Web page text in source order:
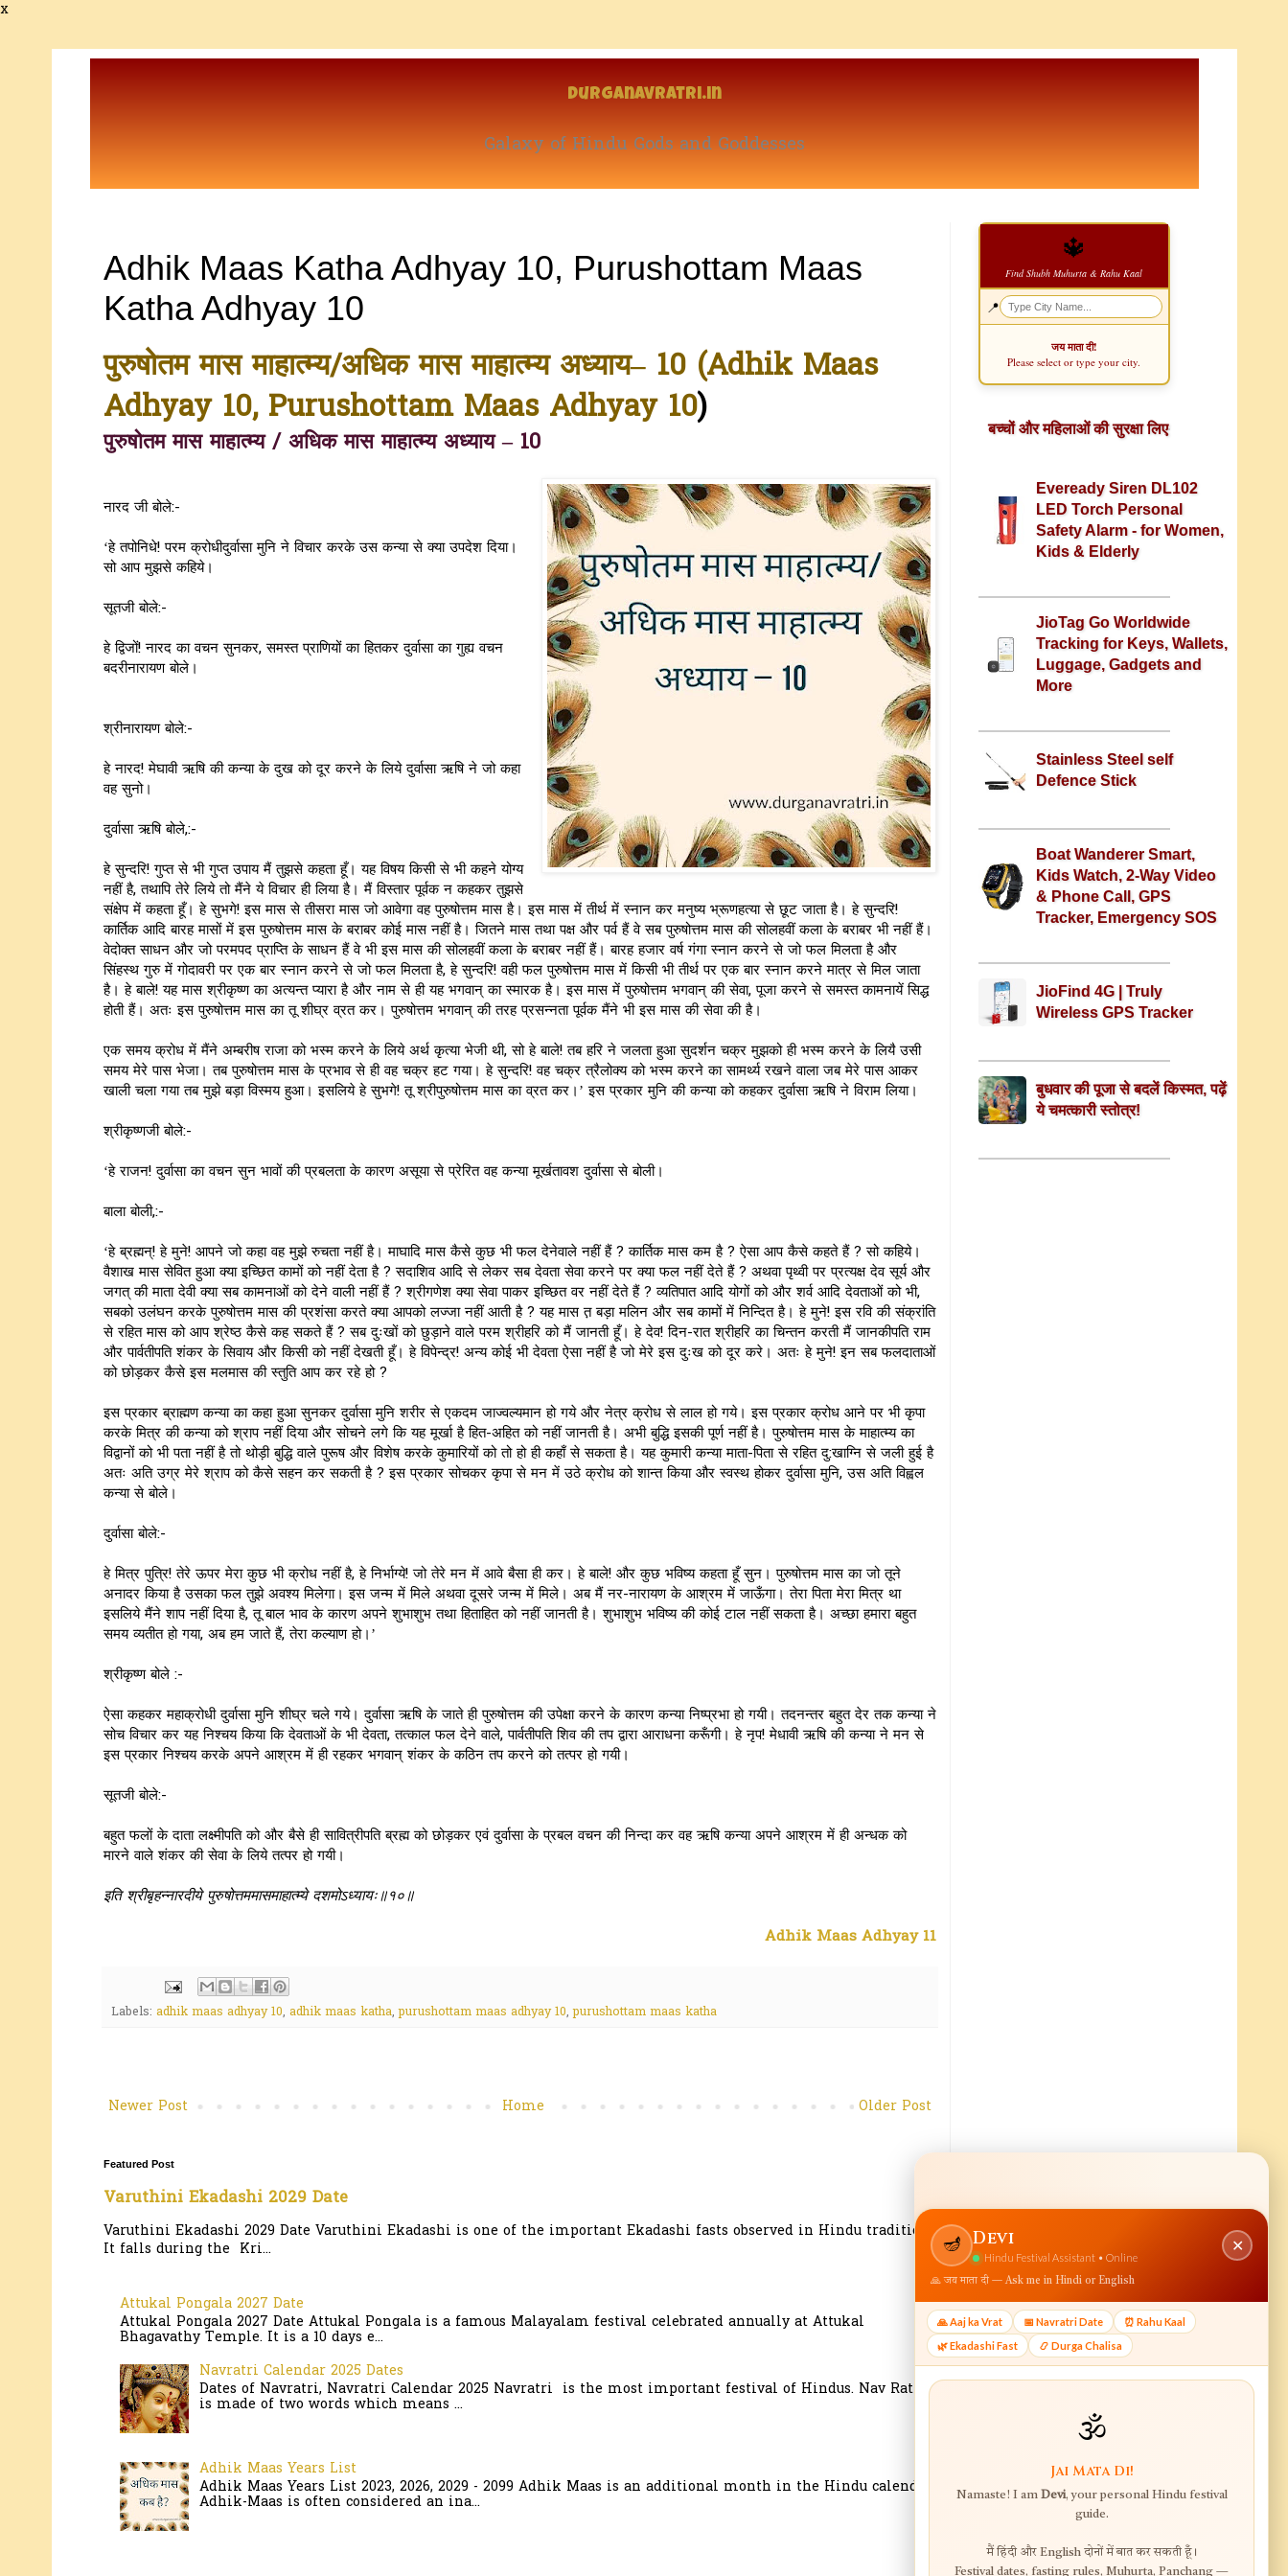
x
Durganavratri.in
Galaxy of Hindu Gods and Goddesses
Adhik Maas Katha Adhyay 10, Purushottam Maas
Katha Adhyay 10
पुरुषोतम मास माहात्म्य/अधिक मास माहात्म्य अध्याय– 10 (Adhik Maas
Adhyay 10, Purushottam Maas Adhyay 10)
पुरुषोतम मास माहात्म्य / अधिक मास माहात्म्य अध्याय – 10
नारद जी बोले:-
‘हे तपोनिधे! परम क्रोधीदुर्वासा मुनि ने विचार करके उस कन्या से क्या उपदेश दिया।
सो आप मुझसे कहिये।
सूतजी बोले:-
हे द्विजों! नारद का वचन सुनकर, समस्त प्राणियों का हितकर दुर्वासा का गुह्य वचन
बदरीनारायण बोले।
श्रीनारायण बोले:-
हे नारद! मेघावी ऋषि की कन्या के दुख को दूर करने के लिये दुर्वासा ऋषि ने जो कहा
वह सुनो।
दुर्वासा ऋषि बोले,:-
हे सुन्दरि! गुप्त से भी गुप्त उपाय मैं तुझसे कहता हूँ। यह विषय किसी से भी कहने योग्य
नहीं है, तथापि तेरे लिये तो मैंने ये विचार ही लिया है। मैं विस्तार पूर्वक न कहकर तुझसे
संक्षेप में कहता हूँ। हे सुभगे! इस मास से तीसरा मास जो आवेगा वह पुरुषोत्तम मास है। इस मास में तीर्थ में स्नान कर मनुष्य भ्रूणहत्या से छूट जाता है। हे सुन्दरि!
कार्तिक आदि बारह मासों में इस पुरुषोत्तम मास के बराबर कोई मास नहीं है। जितने मास तथा पक्ष और पर्व हैं वे सब पुरुषोत्तम मास की सोलहवीं कला के बराबर भी नहीं हैं।
वेदोक्त साधन और जो परमपद प्राप्ति के साधन हैं वे भी इस मास की सोलहवीं कला के बराबर नहीं हैं। बारह हजार वर्ष गंगा स्नान करने से जो फल मिलता है और
सिंहस्थ गुरु में गोदावरी पर एक बार स्नान करने से जो फल मिलता है, हे सुन्दरि! वही फल पुरुषोत्तम मास में किसी भी तीर्थ पर एक बार स्नान करने मात्र से मिल जाता
है। हे बाले! यह मास श्रीकृष्ण का अत्यन्त प्यारा है और नाम से ही यह भगवान् का स्मारक है। इस मास में पुरुषोत्तम भगवान् की सेवा, पूजा करने से समस्त कामनायें सिद्ध
होती हैं। अतः इस पुरुषोत्तम मास का तू शीघ्र व्रत कर। पुरुषोत्तम भगवान् की तरह प्रसन्नता पूर्वक मैंने भी इस मास की सेवा की है।
एक समय क्रोध में मैंने अम्बरीष राजा को भस्म करने के लिये अर्थ कृत्या भेजी थी, सो हे बाले! तब हरि ने जलता हुआ सुदर्शन चक्र मुझको ही भस्म करने के लियै उसी
समय मेरे पास भेजा। तब पुरुषोत्तम मास के प्रभाव से ही वह चक्र हट गया। हे सुन्दरि! वह चक्र त्रैलोक्य को भस्म करने का सामर्थ्य रखने वाला जब मेरे पास आकर
खाली चला गया तब मुझे बड़ा विस्मय हुआ। इसलिये हे सुभगे! तू श्रीपुरुषोत्तम मास का व्रत कर।’ इस प्रकार मुनि की कन्या को कहकर दुर्वासा ऋषि ने विराम लिया।
श्रीकृष्णजी बोले:-
‘हे राजन! दुर्वासा का वचन सुन भावों की प्रबलता के कारण असूया से प्रेरित वह कन्या मूर्खतावश दुर्वासा से बोली।
बाला बोली,:-
‘हे ब्रह्मन्! हे मुने! आपने जो कहा वह मुझे रुचता नहीं है। माघादि मास कैसे कुछ भी फल देनेवाले नहीं हैं ? कार्तिक मास कम है ? ऐसा आप कैसे कहते हैं ? सो कहिये।
वैशाख मास सेवित हुआ क्या इच्छित कामों को नहीं देता है ? सदाशिव आदि से लेकर सब देवता सेवा करने पर क्या फल नहीं देते हैं ? अथवा पृथ्वी पर प्रत्यक्ष देव सूर्य और
जगत् की माता देवी क्या सब कामनाओं को देने वाली नहीं हैं ? श्रीगणेश क्या सेवा पाकर इच्छित वर नहीं देते हैं ? व्यतिपात आदि योगों को और शर्व आदि देवताओं को भी,
सबको उलंघन करके पुरुषोत्तम मास की प्रशंसा करते क्या आपको लज्जा नहीं आती है ? यह मास त़ बड़ा मलिन और सब कामों में निन्दित है। हे मुने! इस रवि की संक्रांति
से रहित मास को आप श्रेष्ठ कैसे कह सकते हैं ? सब दुःखों को छुड़ाने वाले परम श्रीहरि को मैं जानती हूँ। हे देव! दिन-रात श्रीहरि का चिन्तन करती मैं जानकीपति राम
और पार्वतीपति शंकर के सिवाय और किसी को नहीं देखती हूँ। हे विपेन्द्र! अन्य कोई भी देवता ऐसा नहीं है जो मेरे इस दुःख को दूर करे। अतः हे मुने! इन सब फलदाताओं
को छोड़कर कैसे इस मलमास की स्तुति आप कर रहे हो ?
इस प्रकार ब्राह्मण कन्या का कहा हुआ सुनकर दुर्वासा मुनि शरीर से एकदम जाज्वल्यमान हो गये और नेत्र क्रोध से लाल हो गये। इस प्रकार क्रोध आने पर भी कृपा
करके मित्र की कन्या को श्राप नहीं दिया और सोचने लगे कि यह मूर्खा है हित-अहित को नहीं जानती है। अभी बुद्धि इसकी पूर्ण नहीं है। पुरुषोत्तम मास के माहात्म्य का
विद्वानों को भी पता नहीं है तो थोड़ी बुद्धि वाले पुरूष और विशेष करके कुमारियों को तो हो ही कहाँ से सकता है। यह कुमारी कन्या माता-पिता से रहित दु:खाग्नि से जली हुई है
अतः अति उग्र मेरे श्राप को कैसे सहन कर सकती है ? इस प्रकार सोचकर कृपा से मन में उठे क्रोध को शान्त किया और स्वस्थ होकर दुर्वासा मुनि, उस अति विह्वल
कन्या से बोले।
दुर्वासा बोले:-
हे मित्र पुत्रि! तेरे ऊपर मेरा कुछ भी क्रोध नहीं है, हे निर्भाग्ये! जो तेरे मन में आवे बैसा ही कर। हे बाले! और कुछ भविष्य कहता हूँ सुन। पुरुषोत्तम मास का जो तूने
अनादर किया है उसका फल तुझे अवश्य मिलेगा। इस जन्म में मिले अथवा दूसरे जन्म में मिले। अब मैं नर-नारायण के आश्रम में जाऊँगा। तेरा पिता मेरा मित्र था
इसलिये मैंने शाप नहीं दिया है, तू बाल भाव के कारण अपने शुभाशुभ तथा हिताहित को नहीं जानती है। शुभाशुभ भविष्य की कोई टाल नहीं सकता है। अच्छा हमारा बहुत
समय व्यतीत हो गया, अब हम जाते हैं, तेरा कल्याण हो।’
श्रीकृष्ण बोले :-
ऐसा कहकर महाक्रोधी दुर्वासा मुनि शीघ्र चले गये। दुर्वासा ऋषि के जाते ही पुरुषोत्तम की उपेक्षा करने के कारण कन्या निष्प्रभा हो गयी। तदनन्तर बहुत देर तक कन्या ने
सोच विचार कर यह निश्चय किया कि देवताओं के भी देवता, तत्काल फल देने वाले, पार्वतीपति शिव की तप द्वारा आराधना करूँगी। हे नृप! मेधावी ऋषि की कन्या ने मन से
इस प्रकार निश्चय करके अपने आश्रम में ही रहकर भगवान् शंकर के कठिन तप करने को तत्पर हो गयी।
सूतजी बोले:-
बहुत फलों के दाता लक्ष्मीपति को और बैसे ही सावित्रीपति ब्रह्म को छोड़कर एवं दुर्वासा के प्रबल वचन की निन्दा कर वह ऋषि कन्या अपने आश्रम में ही अन्धक को
मारने वाले शंकर की सेवा के लिये तत्पर हो गयी।
इति श्रीबृहन्नारदीये पुरुषोत्तममासमाहात्म्ये दशमोऽध्यायः॥१०॥
Adhik Maas Adhyay 11
Labels: adhik maas adhyay 10, adhik maas katha,purushottam maas adhyay 10,purushottam maas katha
Newer Post Older Post
Home
Featured Post
Varuthini Ekadashi 2029 Date
Varuthini Ekadashi 2029 Date Varuthini Ekadashi is one of the important Ekadashi fasts observed in Hindu tradition.
It falls during the Kri...
Attukal Pongala 2027 Date
Attukal Pongala 2027 Date Attukal Pongala is a famous Malayalam festival celebrated annually at Attukal
Bhagavathy Temple. It is a 10 days e...
Navratri Calendar 2025 Dates
Dates of Navratri, Navratri Calendar 2025 Navratri is the most important festival of Hindus. Nav Ratri
is made of two words which means ...
Adhik Maas Years List
Adhik Maas Years List 2023, 2026, 2029 - 2099 Adhik Maas is an additional month in the Hindu calendar.
Adhik-Maas is often considered an ina...
🔱
Find Shubh Muhurta & Rahu Kaal
📍
जय माता दी!
Please select or type your city.
बच्चों और महिलाओं की सुरक्षा लिए
Eveready Siren DL102
LED Torch Personal
Safety Alarm - for Women,
Kids & Elderly
JioTag Go Worldwide
Tracking for Keys, Wallets,
Luggage, Gadgets and
More
Stainless Steel self
Defence Stick
Boat Wanderer Smart,
Kids Watch, 2-Way Video
& Phone Call, GPS
Tracker, Emergency SOS
JioFind 4G | Truly
Wireless GPS Tracker
बुधवार की पूजा से बदलें किस्मत, पढ़ें
ये चमत्कारी स्तोत्र!